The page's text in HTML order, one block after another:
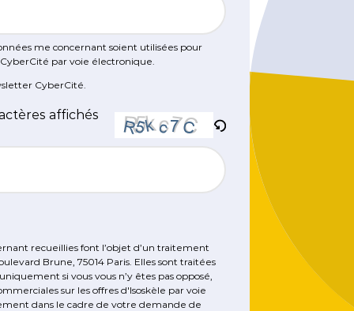
pour booster sa visibilité, été comme
me concernant soient utilisées pour
par voie électronique.
CyberCité.
affichés
angezeigten Zeichen ein, um sicherzustellen,
recueillies font l’objet d’un traitement
Brune, 75014 Paris. Elles sont traitées
si vous vous n’y êtes pas opposé,
sur les offres d'Isoskèle par voie
dans le cadre de votre demande de